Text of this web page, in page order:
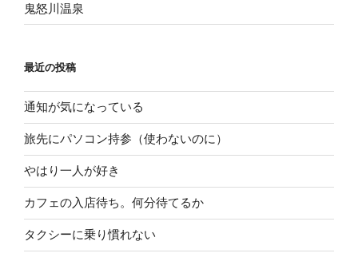
鬼怒川温泉
最近の投稿
通知が気になっている
旅先にパソコン持参（使わないのに）
やはり一人が好き
カフェの入店待ち。何分待てるか
タクシーに乗り慣れない